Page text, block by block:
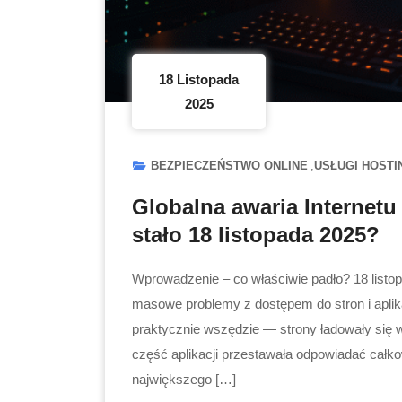
18 Listopada
2025
BEZPIECZEŃSTWO ONLINE USŁUGI
Globalna awaria
stało 18 listopada 2025?
Wprowadzenie – co właściwie padło? 18
masowe problemy z dostępem do stron i
praktycznie wszędzie — strony ładowały się
część aplikacji przestawała odpowiadać
największego […]